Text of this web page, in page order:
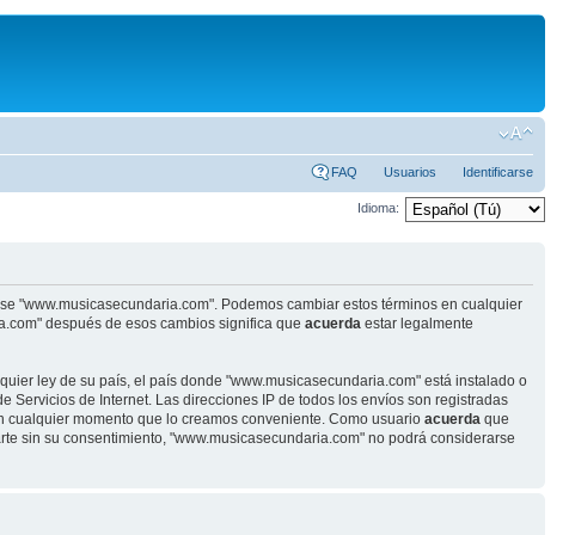
FAQ Usuarios Identificarse
Idioma:
"www.musicasecundaria.com". Podemos cambiar estos términos en cualquier
después de esos cambios significa que acuerda estar legalmente
ley de su país, el país donde "www.musicasecundaria.com" está instalado o
Servicios de Internet. Las direcciones IP de todos los envíos son registradas
momento que lo creamos conveniente. Como usuario acuerda que
sin su consentimiento, "www.musicasecundaria.com" no podrá considerarse